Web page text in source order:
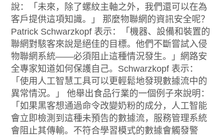
說：「未來，除了螺紋主軸之外，我們還可以在為
客戶提供這項知識。」 那麼物聯網的資訊安全呢？
Patrick Schwarzkopf 表示：「機器、設備和裝置的
聯網對駭客來說是絕佳的目標。他們不斷嘗試入侵
物聯網系統——必須阻止這種情況發生。」網路安
全專家知道如何保護自己。Schwarzkopf 表示：
「使用人工智慧工具可以更輕鬆地發現數據流中的
異常情況。」 他舉出食品行業的一個例子來說明：
「如果黑客想通過命令改變奶粉的成分，人工智能
會立即檢測到這種未預告的數據流，服務管理系統
會阻止其傳輸。不符合學習模式的數據會觸發警